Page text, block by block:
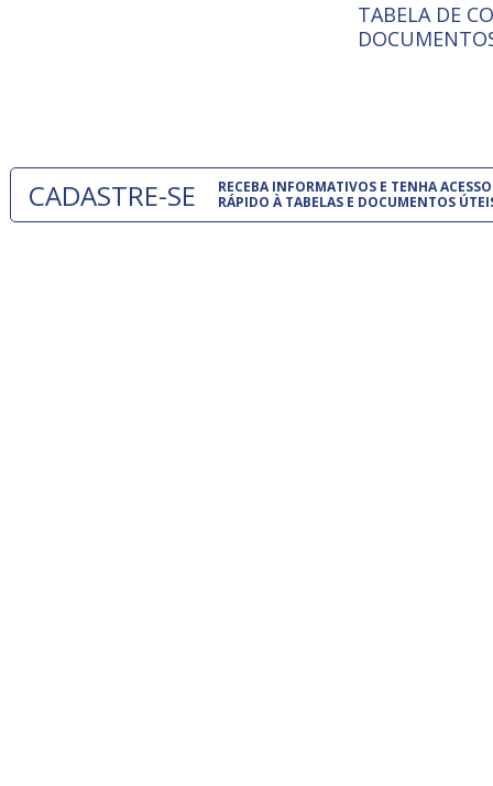
ISO 9001:
A
TABELA DE
CADASTRE-SE
RECEBA INFORMATIVOS E TENHA ACESSO
RÁPIDO À TABELAS E DOCUMENTOS